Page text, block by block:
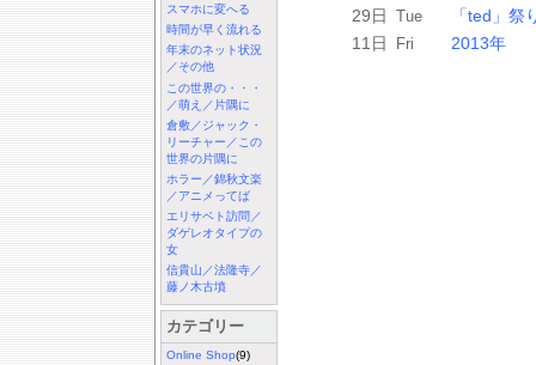
スマホに変へる
時間が早く流れる
年末のネット状況
／その他
この世界の・・・
／萌え／片隅に
倉敷／ジャック・
リーチャー／この
世界の片隅に
ホラー／錦秋文楽
／アニメってば
エリサベト訪問／
ダゲレオタイプの
女
信貴山／法隆寺／
藤ノ木古墳
カテゴリー
Online Shop(9)
29日 Tue
「ted」祭
11日
Fri 2013年